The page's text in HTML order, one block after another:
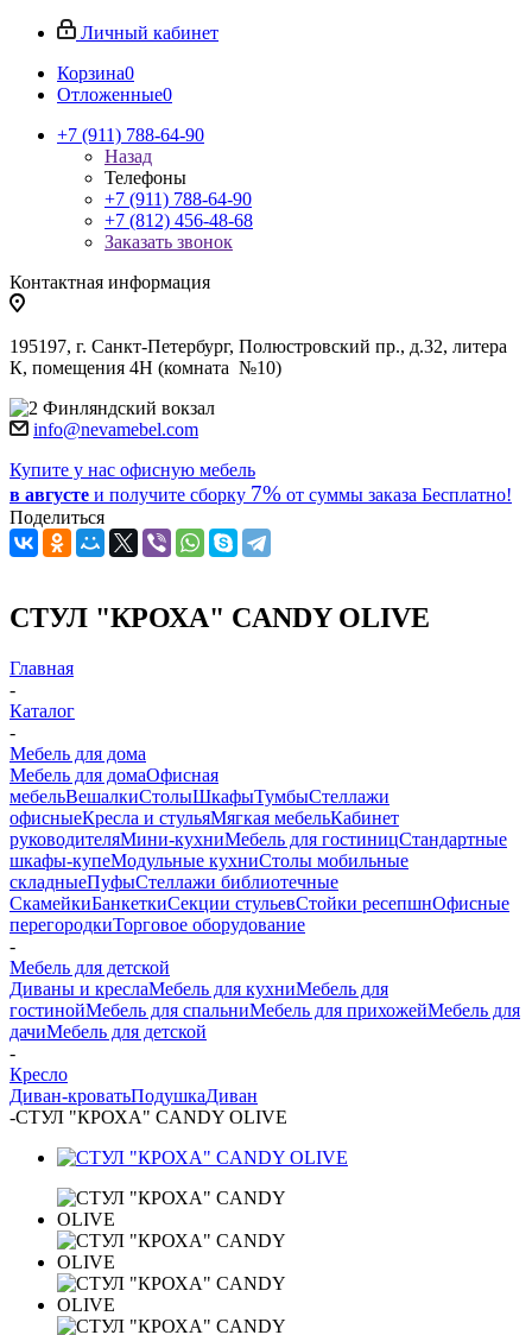
Личный кабинет
Корзина0
Отложенные0
+7 (911) 788-64-90
Назад
Телефоны
+7 (911) 788-64-90
+7 (812) 456-48-68
Заказать звонок
Контактная информация
195197, г. Санкт-Петербург, Полюстровский пр., д.32, литера
К, помещения 4Н (комната №10)
Финляндский вокзал
info@nevamebel.com
Купите у нас офисную мебель
в августе и получите сборку 7% от суммы заказа Бесплатно!
Поделиться
СТУЛ "КРОХА" CANDY OLIVE
Главная
-
Каталог
-
Мебель для дома
Мебель для домаОфисная
мебельВешалкиСтолыШкафыТумбыСтеллажи
офисныеКресла и стульяМягкая мебельКабинет
руководителяМини-кухниМебель для гостиницСтандартные
шкафы-купеМодульные кухниСтолы мобильные
складныеПуфыСтеллажи библиотечные
СкамейкиБанкеткиСекции стульевСтойки ресепшнОфисные
перегородкиТорговое оборудование
-
Мебель для детской
Диваны и креслаМебель для кухниМебель для
гостинойМебель для спальниМебель для прихожейМебель для
дачиМебель для детской
-
Кресло
Диван-кроватьПодушкаДиван
-СТУЛ "КРОХА" CANDY OLIVE